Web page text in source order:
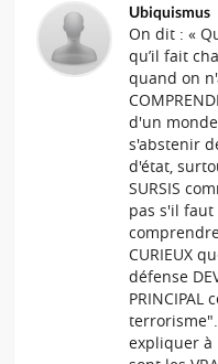
Ubiquismus
On dit : «
qu’il fait
quand on
d'un
s'abstenir
d'état,
SURSIS
pas s'il faut
CURIEUX
défense
expliquer à